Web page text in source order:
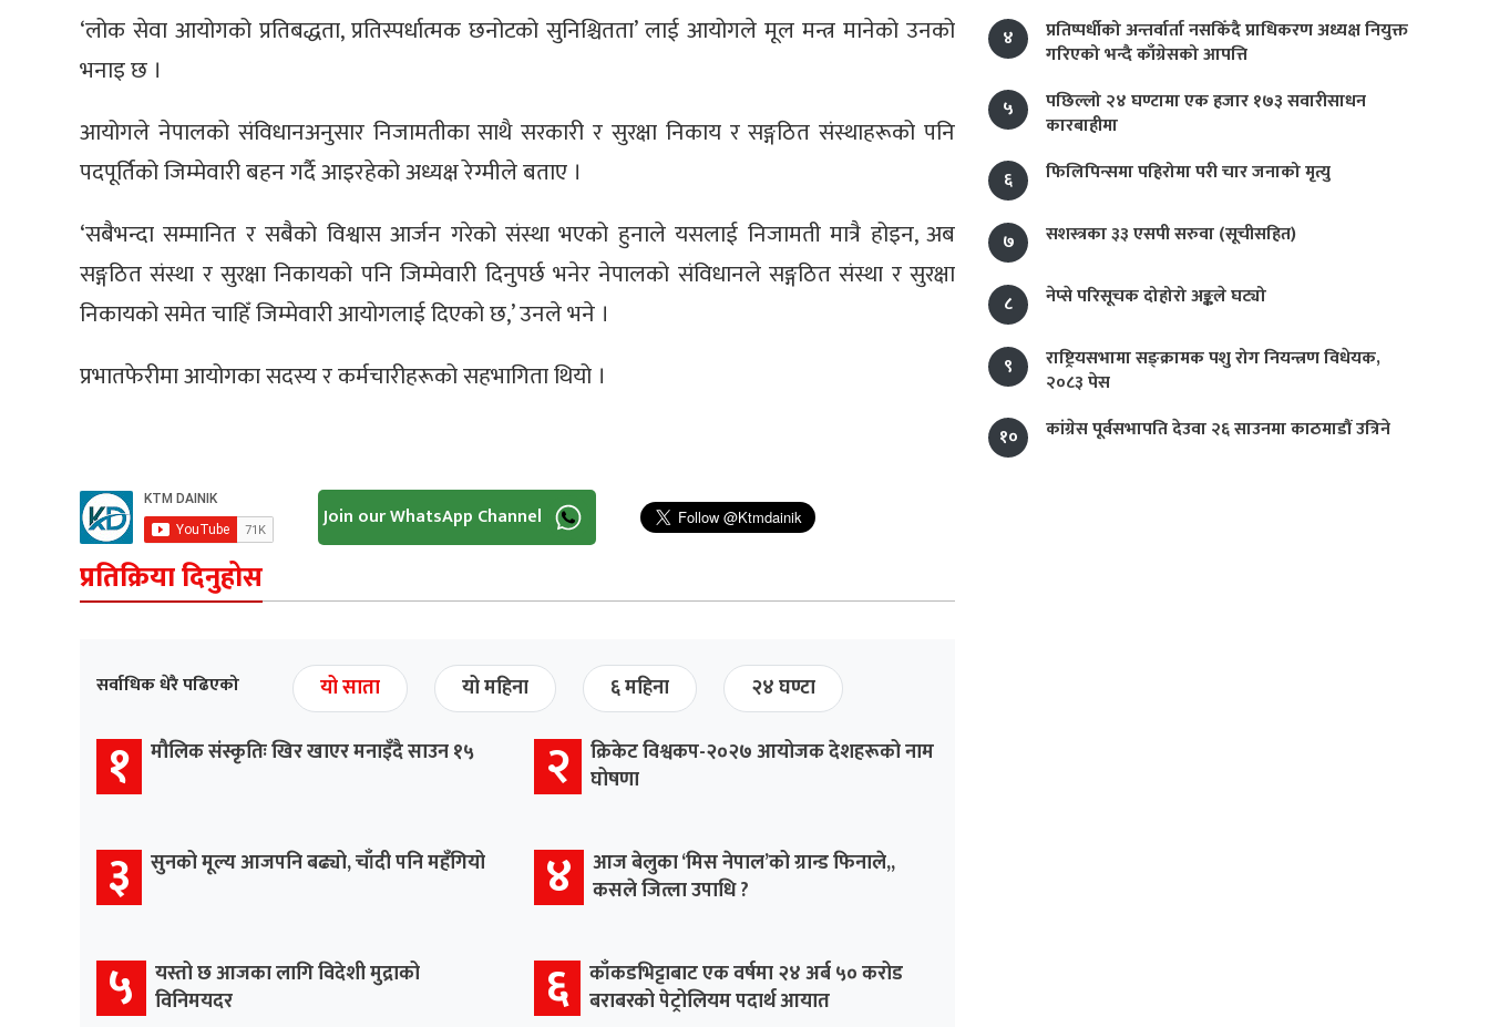
‘लोक सेवा आयोगको प्रतिबद्धता, प्रतिस्पर्धात्मक छनोटको सुनिश्चितता’ लाई आयोगले मूल मन्त्र मानेको उनको
भनाइ छ ।
आयोगले नेपालको संविधानअनुसार निजामतीका साथै सरकारी र सुरक्षा निकाय र सङ्गठित संस्थाहरूको पनि
पदपूर्तिको जिम्मेवारी बहन गर्दै आइरहेको अध्यक्ष रेग्मीले बताए ।
‘सबैभन्दा सम्मानित र सबैको विश्वास आर्जन गरेको संस्था भएको हुनाले यसलाई निजामती मात्रै होइन, अब
सङ्गठित संस्था र सुरक्षा निकायको पनि जिम्मेवारी दिनुपर्छ भनेर नेपालको संविधानले सङ्गठित संस्था र सुरक्षा
निकायको समेत चाहिँ जिम्मेवारी आयोगलाई दिएको छ,’ उनले भने ।
प्रभातफेरीमा आयोगका सदस्य र कर्मचारीहरूको सहभागिता थियो ।
Join our WhatsApp Channel
प्रतिक्रिया दिनुहोस
सर्वाधिक धेरै पढिएको यो साता यो महिना ६ महिना २४ घण्टा
१ मौलिक संस्कृतिः खिर खाएर मनाइँदै साउन १५ २
क्रिकेट विश्वकप-२०२७ आयोजक देशहरूको नाम
घोषणा
३ सुनको मूल्य आजपनि बढ्यो, चाँदी पनि महँगियो ४
आज बेलुका ‘मिस नेपाल’को ग्रान्ड फिनाले,,
कसले जित्ला उपाधि ?
५
यस्तो छ आजका लागि विदेशी मुद्राको
विनिमयदर
६ काँकडभिट्टाबाट एक वर्षमा २४ अर्ब ५० करोड
बराबरको पेट्रोलियम पदार्थ आयात
४
प्रतिष्पर्धीको अन्तर्वार्ता नसकिँदै प्राधिकरण अध्यक्ष नियुक्त
गरिएको भन्दै काँग्रेसको आपत्ति
५
पछिल्लो २४ घण्टामा एक हजार १७३ सवारीसाधन
कारबाहीमा
६
फिलिपिन्समा पहिरोमा परी चार जनाको मृत्यु
७ सशस्त्रका ३३ एसपी सरुवा (सूचीसहित)
८ नेप्से परिसूचक दोहोरो अङ्कले घट्यो
९
राष्ट्रियसभामा सङ्क्रामक पशु रोग नियन्त्रण विधेयक,
२०८३ पेस
१०
कांग्रेस पूर्वसभापति देउवा २६ साउनमा काठमाडौं उत्रिने